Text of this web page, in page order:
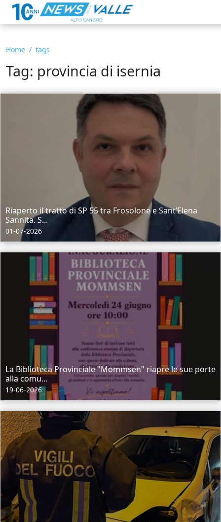
Home tags
Tag: provincia di isernia
Riaperto il tratto di SP 55 tra Frosolone e Sant’Elena
Sannita. S...
01-07-2026
La Biblioteca Provinciale "Mommsen" riapre le sue porte
alla comu...
19-06-2026